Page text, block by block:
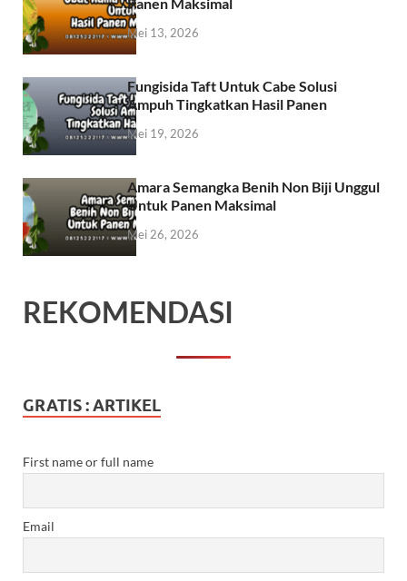
Mei 13, 2026
Fungisida Taft Untuk Cabe Solusi
Ampuh Tingkatkan Hasil Panen
Mei 19, 2026
Amara Semangka Benih Non Biji Unggul
Untuk Panen Maksimal
Mei 26, 2026
REKOMENDASI
GRATIS : ARTIKEL
First name or full name
Email